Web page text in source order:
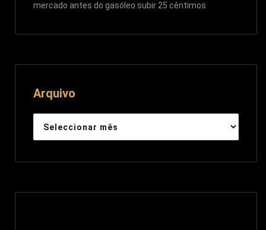
mercado antes do gasóleo subir 25 cêntimos
Arquivo